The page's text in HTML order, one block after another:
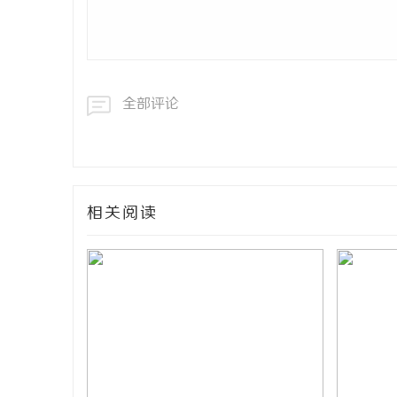
全部评论
相关阅读